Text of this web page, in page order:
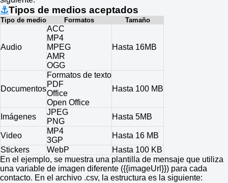
⚓Tipos de medios aceptados
Tipo de medio Formatos Tamaño
Audio
ACC
MP4
MPEG
AMR
OGG
Hasta 16MB
Documentos
Formatos de texto
PDF
Office
Open Office
Hasta 100 MB
Imágenes
JPEG
PNG
Hasta 5MB
Video
MP4
3GP
Hasta 16 MB
Stickers
WebP
Hasta 100 KB
En el ejemplo, se muestra una plantilla de mensaje que utiliza
una variable de imagen diferente ({{imageUrl}}) para cada
contacto. En el archivo .csv, la estructura es la siguiente: